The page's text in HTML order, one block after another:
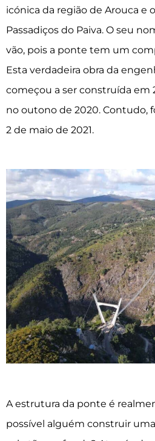
icónica da região de Arouca e
Passadiços do Paiva. O seu
vão, pois a ponte tem um
Esta verdadeira obra da
começou a ser construída em
no outono de 2020. Contudo,
2 de maio de 2021.
A estrutura da ponte é
possível alguém construir